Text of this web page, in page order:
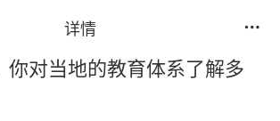
详情 
你对当地的教育体系了解多